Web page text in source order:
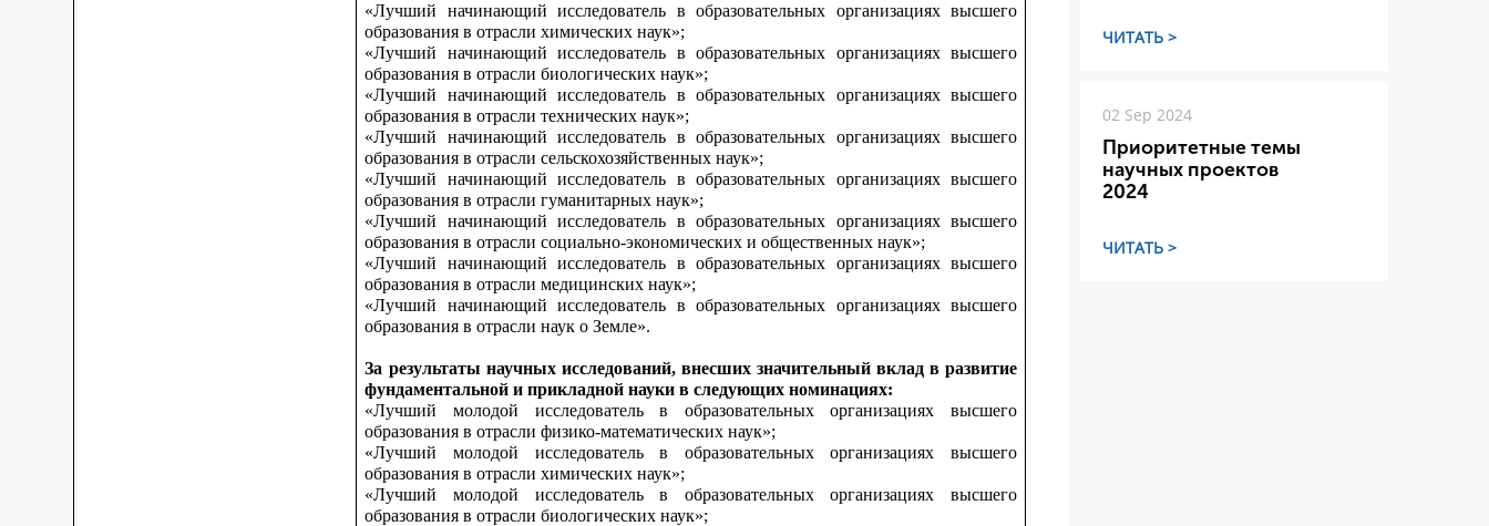
«Лучший начинающий исследователь в образовательных организациях высшего
образования в отрасли химических наук»;
«Лучший начинающий исследователь в образовательных организациях высшего
образования в отрасли биологических наук»;
«Лучший начинающий исследователь в образовательных организациях высшего
образования в отрасли технических наук»;
«Лучший начинающий исследователь в образовательных организациях высшего
образования в отрасли сельскохозяйственных наук»;
«Лучший начинающий исследователь в образовательных организациях высшего
образования в отрасли гуманитарных наук»;
«Лучший начинающий исследователь в образовательных организациях высшего
образования в отрасли социально-экономических и общественных наук»;
«Лучший начинающий исследователь в образовательных организациях высшего
образования в отрасли медицинских наук»;
«Лучший начинающий исследователь в образовательных организациях высшего
образования в отрасли наук о Земле».
За результаты научных исследований, внесших значительный вклад в развитие
фундаментальной и прикладной науки в следующих номинациях:
«Лучший молодой исследователь в образовательных организациях высшего
образования в отрасли физико-математических наук»;
«Лучший молодой исследователь в образовательных организациях высшего
образования в отрасли химических наук»;
«Лучший молодой исследователь в образовательных организациях высшего
образования в отрасли биологических наук»;
ЧИТАТЬ >
02 Sep 2024
Приоритетные темы
научных проектов
2024
ЧИТАТЬ >